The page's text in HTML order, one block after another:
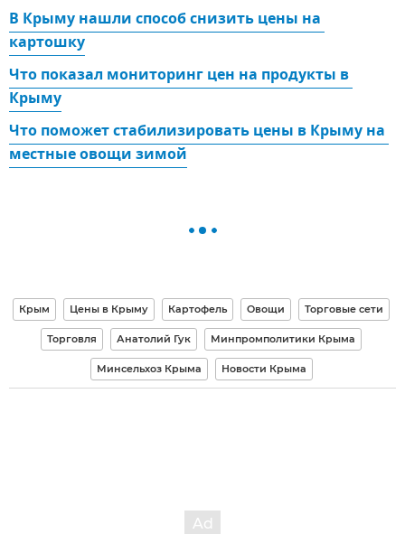
В Крыму нашли способ снизить цены на
картошку
Что показал мониторинг цен на продукты в
Крыму
Что поможет стабилизировать цены в Крыму на
местные овощи зимой
Крым Цены в Крыму Картофель Овощи Торговые сети
Торговля Анатолий Гук Минпромполитики Крыма
Минсельхоз Крыма Новости Крыма